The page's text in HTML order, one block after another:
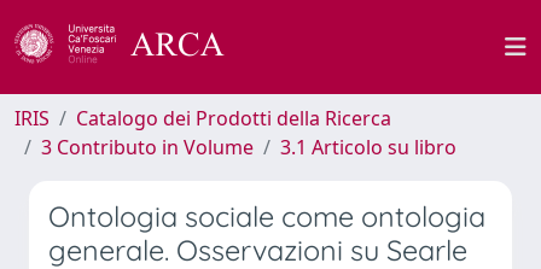
IRIS
Catalogo dei Prodotti della Ricerca
3 Contributo in Volume
3.1 Articolo su libro
Ontologia sociale come ontologia
generale. Osservazioni su Searle